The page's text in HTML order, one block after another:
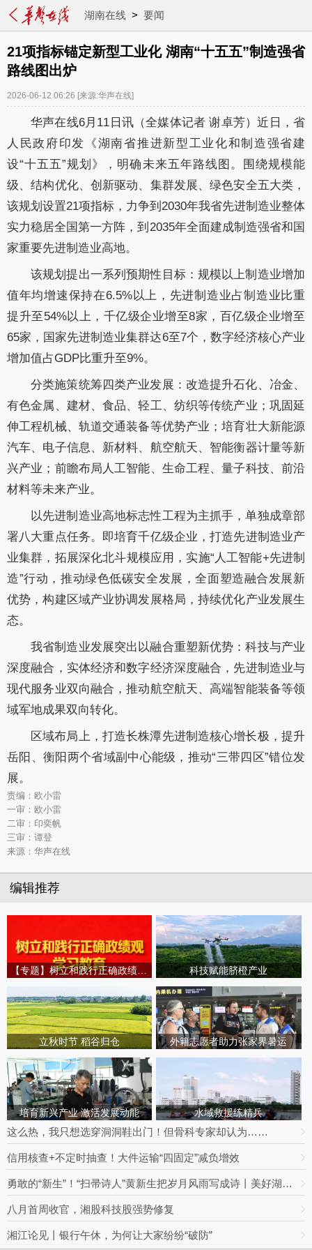
湖南在线> 要闻
21项指标锚定新型工业化 湖南“十五五”制造强省
路线图出炉
2026-06-12 06:26 [来源:华声在线]
华声在线6月11日讯（全媒体记者 谢卓芳）近日，省
人民政府印发《湖南省推进新型工业化和制造强省建
设“十五五”规划》，明确未来五年路线图。围绕规模能
级、结构优化、创新驱动、集群发展、绿色安全五大类，
该规划设置21项指标，力争到2030年我省先进制造业整体
实力稳居全国第一方阵，到2035年全面建成制造强省和国
家重要先进制造业高地。
该规划提出一系列预期性目标：规模以上制造业增加
值年均增速保持在6.5%以上，先进制造业占制造业比重
提升至54%以上，千亿级企业增至8家，百亿级企业增至
65家，国家先进制造业集群达6至7个，数字经济核心产业
增加值占GDP比重升至9%。
分类施策统筹四类产业发展：改造提升石化、冶金、
有色金属、建材、食品、轻工、纺织等传统产业；巩固延
伸工程机械、轨道交通装备等优势产业；培育壮大新能源
汽车、电子信息、新材料、航空航天、智能衡器计量等新
兴产业；前瞻布局人工智能、生命工程、量子科技、前沿
材料等未来产业。
以先进制造业高地标志性工程为主抓手，单独成章部
署八大重点任务。即培育千亿级企业，打造先进制造业产
业集群，拓展深化北斗规模应用，实施“人工智能+先进制
造”行动，推动绿色低碳安全发展，全面塑造融合发展新
优势，构建区域产业协调发展格局，持续优化产业发展生
态。
我省制造业发展突出以融合重塑新优势：科技与产业
深度融合，实体经济和数字经济深度融合，先进制造业与
现代服务业双向融合，推动航空航天、高端智能装备等领
域军地成果双向转化。
区域布局上，打造长株潭先进制造核心增长极，提升
岳阳、衡阳两个省域副中心能级，推动“三带四区”错位发
展。
责编：欧小雷
一审：欧小雷
二审：印奕帆
三审：谭登
来源：华声在线
编辑推荐
科技赋能脐橙产业
立秋时节 稻谷归仓 外籍志愿者助力张家界暑运
培育新兴产业 激活发展动能 水域救援练精兵
这么热，我只想选穿洞洞鞋出门！但骨科专家却认为……
信用核查+不定时抽查！大件运输“四固定”减负增效
勇敢的“新生”！“扫帚诗人”黄新生把岁月风雨写成诗丨美好湖南推荐官
八月首周收官，湘股科技股强势修复
湘江论见丨银行午休，为何让大家纷纷“破防”